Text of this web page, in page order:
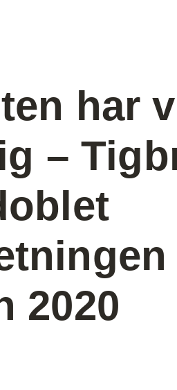
har
–
2020